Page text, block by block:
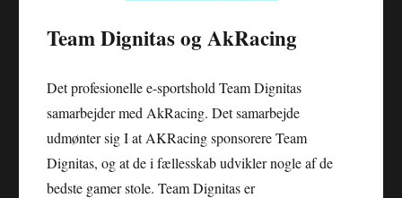
Team Dignitas og AkRacing
Det profesionelle e-sportshold Team Dignitas
samarbejder med AkRacing. Det samarbejde
udmønter sig I at AKRacing sponsorere Team
Dignitas, og at de i fællesskab udvikler nogle af de
bedste gamer stole. Team Dignitas er